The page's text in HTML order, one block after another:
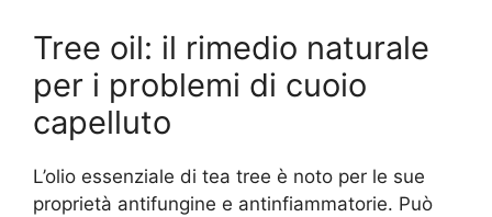
Tree oil: il rimedio naturale
per i problemi di cuoio
capelluto
L’olio essenziale di tea tree è noto per le sue
proprietà antifungine e antinfiammatorie. Può